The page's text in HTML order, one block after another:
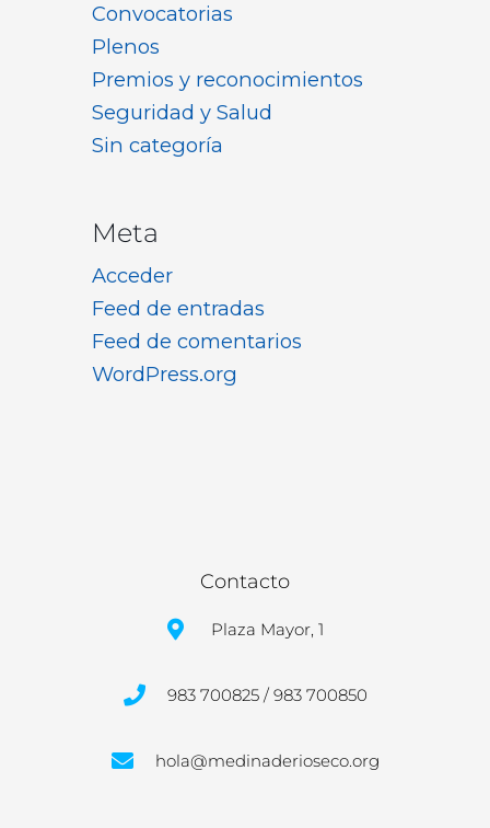
Convocatorias
Plenos
Premios y reconocimientos
Seguridad y Salud
Sin categoría
Meta
Acceder
Feed de entradas
Feed de comentarios
WordPress.org
Contacto
Plaza Mayor, 1
983 700825 / 983 700850
hola@medinaderioseco.org